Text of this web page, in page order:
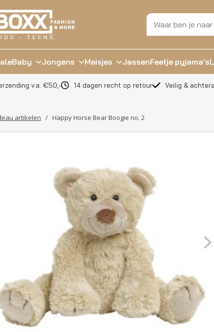
Baby Jongens Meisjes JassenFeetje pyjama's
v.a. €50,- 14 dagen recht op retour Veilig &
artikelen / Happy Horse Bear Boogie no. 2